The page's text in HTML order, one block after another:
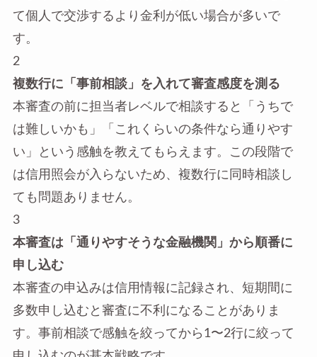
て個人で交渉するより金利が低い場合が多いで
す。
2
複数行に「事前相談」を入れて審査感度を測る
本審査の前に担当者レベルで相談すると「うちで
は難しいかも」「これくらいの条件なら通りやす
い」という感触を教えてもらえます。この段階で
は信用照会が入らないため、複数行に同時相談し
ても問題ありません。
3
本審査は「通りやすそうな金融機関」から順番に
申し込む
本審査の申込みは信用情報に記録され、短期間に
多数申し込むと審査に不利になることがありま
す。事前相談で感触を絞ってから1〜2行に絞って